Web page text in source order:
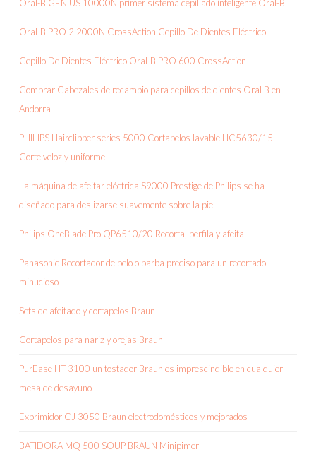
Oral-B GENIUS 10000N primer sistema cepillado inteligente Oral-B
Oral-B PRO 2 2000N CrossAction Cepillo De Dientes Eléctrico
Cepillo De Dientes Eléctrico Oral-B PRO 600 CrossAction
Comprar Cabezales de recambio para cepillos de dientes Oral B en
Andorra
PHILIPS Hairclipper series 5000 Cortapelos lavable HC5630/15 –
Corte veloz y uniforme
La máquina de afeitar eléctrica S9000 Prestige de Philips se ha
diseñado para deslizarse suavemente sobre la piel
Philips OneBlade Pro QP6510/20 Recorta, perfila y afeita
Panasonic Recortador de pelo o barba preciso para un recortado
minucioso
Sets de afeitado y cortapelos Braun
Cortapelos para nariz y orejas Braun
PurEase HT 3100 un tostador Braun es imprescindible en cualquier
mesa de desayuno
Exprimidor CJ 3050 Braun electrodomésticos y mejorados
BATIDORA MQ 500 SOUP BRAUN Minipimer